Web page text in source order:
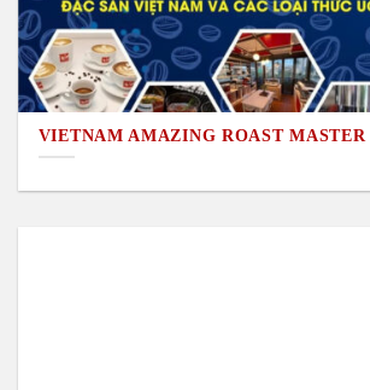
VIETNAM AMAZING ROAST MASTER